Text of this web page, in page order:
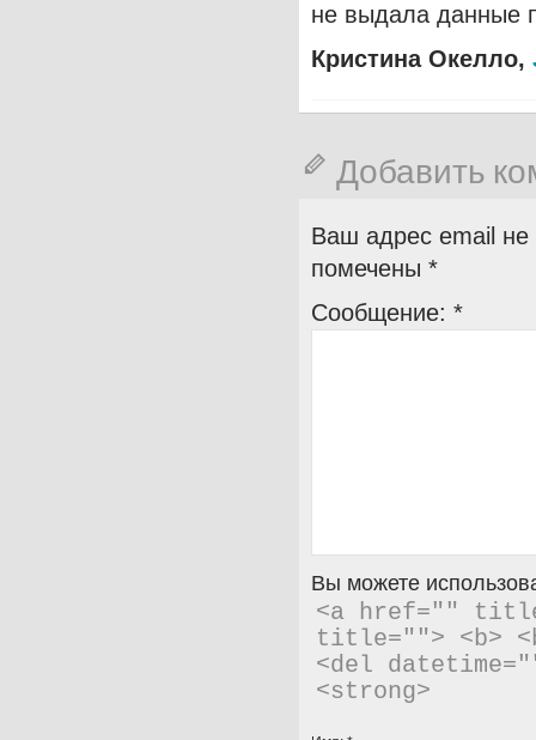
не выдала данные
Кристина Окелло,
Добавить
Ваш адрес email не
помечены *
Сообщение: *
Вы можете
<a href=""
title=""> <b>
<del
<strong>